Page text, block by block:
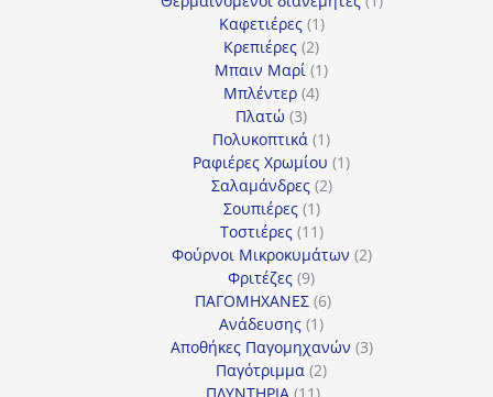
Καφετιέρες 11
προϊόν
Κρεπιέρες 22
προϊόντα
Μπαιν Μαρί 11
Μπλέντερ 44
Πλατώ 33
προϊόντα
Πολυκοπτικά 11
προϊόν
Ραφιέρες Χρωμίου 11
Σαλαμάνδρες 22
Σουπιέρες 11
προϊόν
Τοστιέρες 1111
προϊόντα
Φούρνοι Μικροκυμάτων 22
Φριτέζες 99
προϊόντα
ΠΑΓΟΜΗΧΑΝΕΣ 66
Ανάδευσης 11
προϊόν
Αποθήκες Παγομηχανών 33
Παγότριμμα 22
ΠΛΥΝΤΗΡΙΑ 1111